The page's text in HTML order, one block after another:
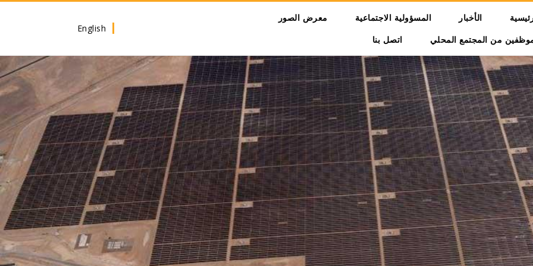
Main
الأخبار المسؤولية الاجتماعية
معرض الصور
من المجتمع المحلي
اتصل بنا
English